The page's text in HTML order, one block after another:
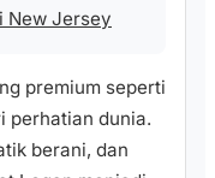
New Jersey
premium seperti
perhatian dunia.
berani, dan